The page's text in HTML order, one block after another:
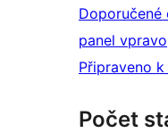
Doporučené
panel vpravo
Připraveno
Počet